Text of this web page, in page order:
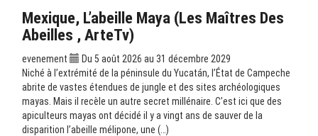
Mexique, L’abeille Maya (Les Maîtres Des
Abeilles , ArteTv)
evenement
Du 5 août 2026 au 31 décembre 2029
Niché à l’extrémité de la péninsule du Yucatán, l’État de Campeche
abrite de vastes étendues de jungle et des sites archéologiques
mayas. Mais il recèle un autre secret millénaire. C’est ici que des
apiculteurs mayas ont décidé il y a vingt ans de sauver de la
disparition l’abeille mélipone, une (…)